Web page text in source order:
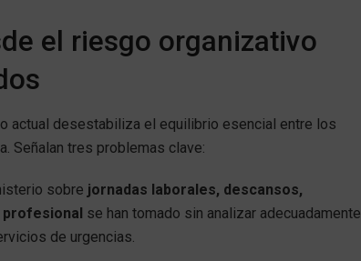
el riesgo organizativo
actual desestabiliza el equilibrio esencial entre los
Señalan tres problemas clave:
sobre jornadas laborales, descansos,
se han tomado sin analizar adecuadamente
de urgencias.